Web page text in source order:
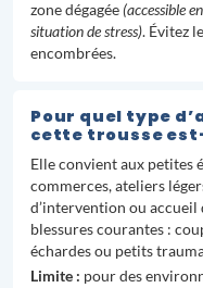
zone dégagée(accessible
situation de stress). Évitez
encombrées.
Pour quel type
cette trousse
Elle convient aux petites
commerces, ateliers
d’intervention ou
blessures courantes :
échardes ou petits
Limite : pour des